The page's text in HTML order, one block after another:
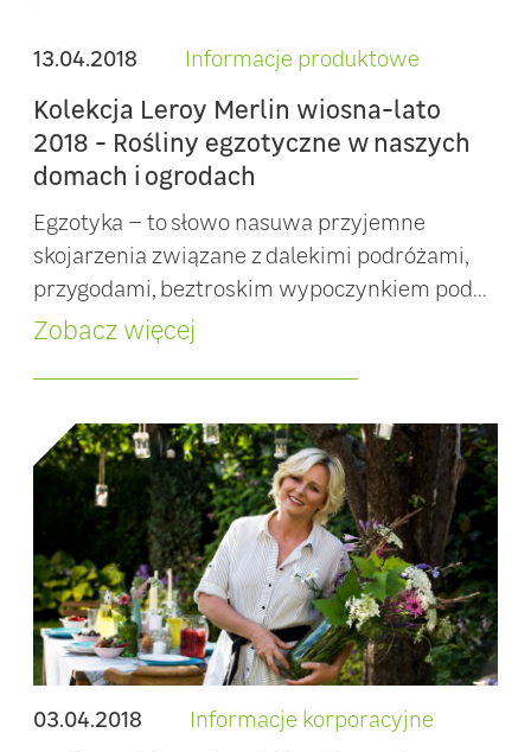
13.04.2018 Informacje produktowe
Kolekcja Leroy Merlin wiosna-lato
2018 - Rośliny egzotyczne w naszych
domach i ogrodach
Egzotyka – to słowo nasuwa przyjemne
skojarzenia związane z dalekimi podróżami,
przygodami, beztroskim wypoczynkiem pod...
Zobacz więcej
03.04.2018 Informacje korporacyjne